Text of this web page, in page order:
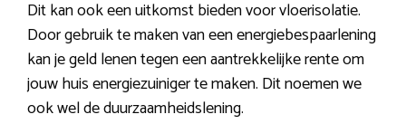
Dit kan ook een uitkomst bieden voor vloerisolatie.
Door gebruik te maken van een energiebespaarlening
kan je geld lenen tegen een aantrekkelijke rente om
jouw huis energiezuiniger te maken. Dit noemen we
ook wel de duurzaamheidslening.